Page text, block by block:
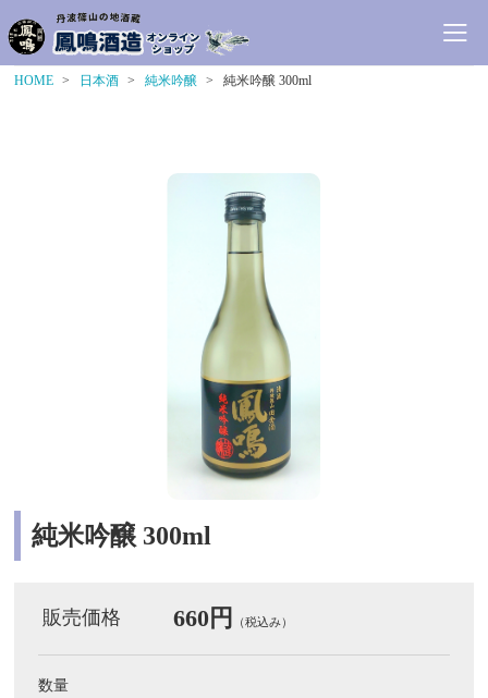
HOME 日本酒 純米吟醸 純米吟醸 300ml
純米吟醸 300ml
販売価格 660円 （税込み）
数量